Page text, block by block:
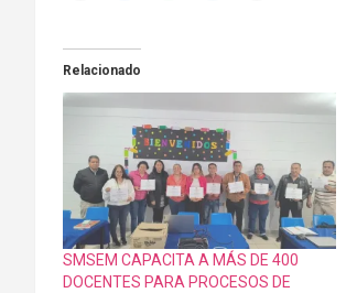
Relacionado
SMSEM CAPACITA A MÁS DE 400
DOCENTES PARA PROCESOS DE